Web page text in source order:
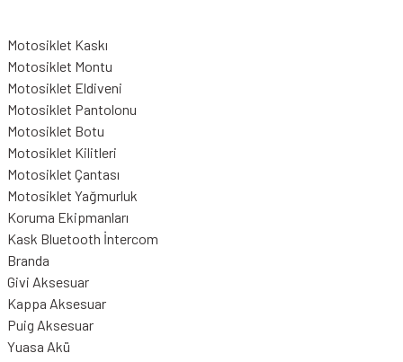
Motosiklet Kaskı
Motosiklet Montu
Motosiklet Eldiveni
Motosiklet Pantolonu
Motosiklet Botu
Motosiklet Kilitleri
Motosiklet Çantası
Motosiklet Yağmurluk
Koruma Ekipmanları
Kask Bluetooth İntercom
Branda
Givi Aksesuar
Kappa Aksesuar
Puig Aksesuar
Yuasa Akü